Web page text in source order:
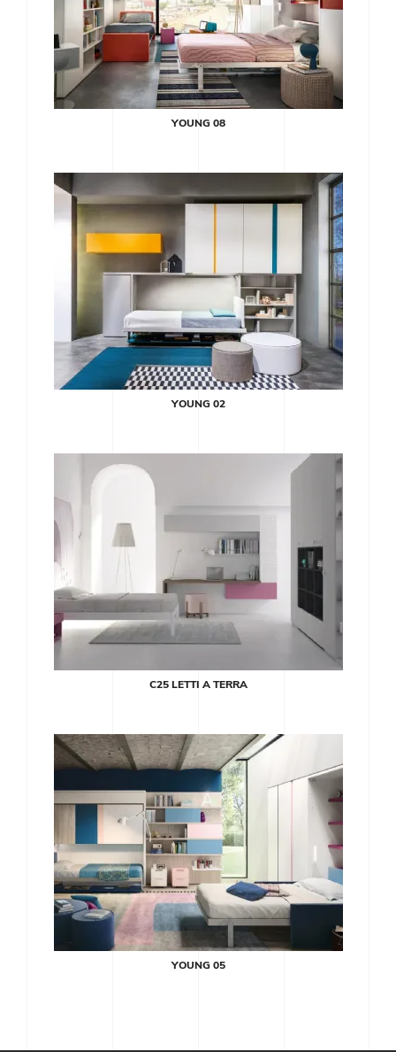
YOUNG 08
YOUNG 02
C25 LETTI A TERRA
YOUNG 05